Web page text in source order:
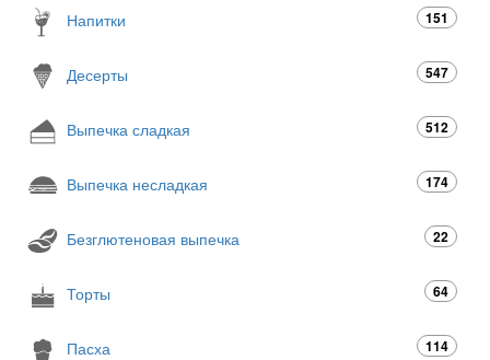
Напитки 151
Десерты 547
Выпечка сладкая 512
Выпечка несладкая 174
Безглютеновая выпечка 22
Торты 64
Пасха 114